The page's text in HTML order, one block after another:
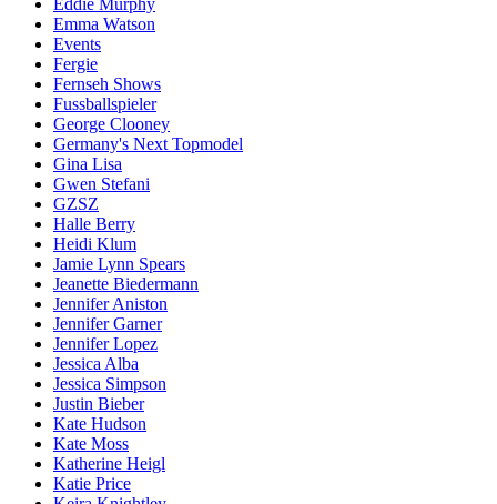
Eddie Murphy
Emma Watson
Events
Fergie
Fernseh Shows
Fussballspieler
George Clooney
Germany's Next Topmodel
Gina Lisa
Gwen Stefani
GZSZ
Halle Berry
Heidi Klum
Jamie Lynn Spears
Jeanette Biedermann
Jennifer Aniston
Jennifer Garner
Jennifer Lopez
Jessica Alba
Jessica Simpson
Justin Bieber
Kate Hudson
Kate Moss
Katherine Heigl
Katie Price